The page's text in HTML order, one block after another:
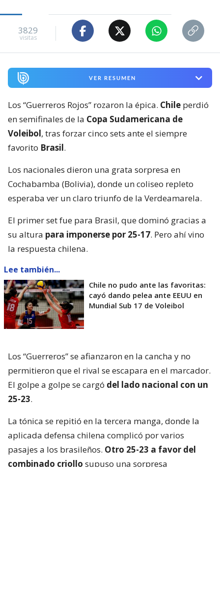
3829
visitas
VER RESUMEN
Los “Guerreros Rojos” rozaron la épica. Chile perdió
en semifinales de la Copa Sudamericana de
Voleibol, tras forzar cinco sets ante el siempre
favorito Brasil.
Los nacionales dieron una grata sorpresa en
Cochabamba (Bolivia), donde un coliseo repleto
esperaba ver un claro triunfo de la Verdeamarela.
El primer set fue para Brasil, que dominó gracias a
su altura para imponerse por 25-17. Pero ahí vino
la respuesta chilena.
Lee también...
Chile no pudo ante las favoritas:
cayó dando pelea ante EEUU en
Mundial Sub 17 de Voleibol
Los “Guerreros” se afianzaron en la cancha y no
permitieron que el rival se escapara en el marcador.
El golpe a golpe se cargó del lado nacional con un
25-23.
La tónica se repitió en la tercera manga, donde la
aplicada defensa chilena complicó por varios
pasajes a los brasileños. Otro 25-23 a favor del
combinado criollo supuso una sorpresa